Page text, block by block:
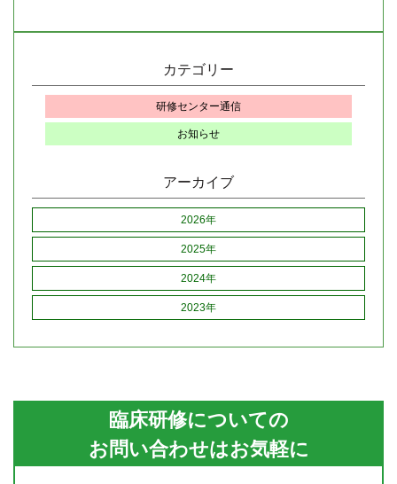
カテゴリー
研修センター通信
お知らせ
アーカイブ
2026年
2025年
2024年
2023年
臨床研修についての
お問い合わせはお気軽に